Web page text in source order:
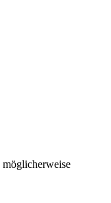
möglicherweise